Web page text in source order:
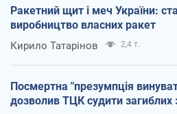
Ракетний щит і меч України:
виробництво власних ракет
Кирило Татарінов 2,4 т.
Посмертна "презумпція
дозволив ТЦК судити загиблих